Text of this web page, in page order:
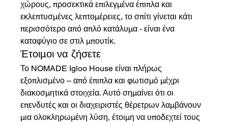
χώρους, προσεκτικά επιλεγμένα έπιπλα και
εκλεπτυσμένες λεπτομέρειες, το σπίτι γίνεται κάτι
περισσότερο από απλό κατάλυμα - είναι ένα
καταφύγιο σε στιλ μπουτίκ.
Έτοιμοι να ζήσετε
Το NOMADE Igloo House είναι πλήρως
εξοπλισμένο – από έπιπλα και φωτισμό μέχρι
διακοσμητικά στοιχεία. Αυτό σημαίνει ότι οι
επενδυτές και οι διαχειριστές θέρετρων λαμβάνουν
μια ολοκληρωμένη λύση, έτοιμη να υποδεχτεί τους